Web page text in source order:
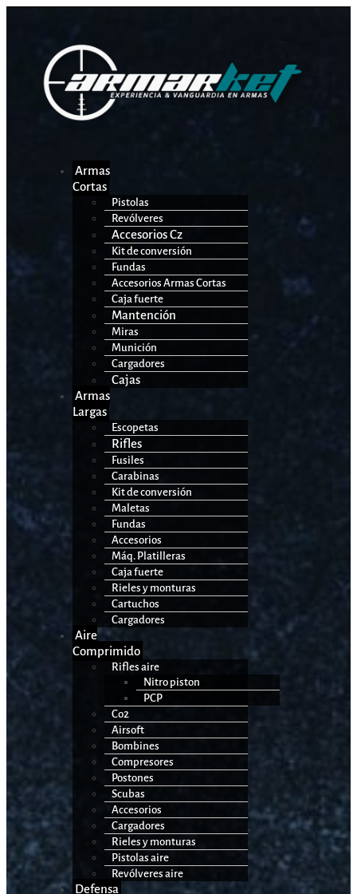
Armas
Cortas
Pistolas
Revólveres
Accesorios Cz
Kit de conversión
Fundas
Accesorios Armas Cortas
Caja fuerte
Mantención
Miras
Munición
Cargadores
Cajas
Armas
Largas
Escopetas
Rifles
Fusiles
Carabinas
Kit de conversión
Maletas
Fundas
Accesorios
Máq. Platilleras
Caja fuerte
Rieles y monturas
Cartuchos
Cargadores
Aire
Comprimido
Rifles aire
Nitro piston
PCP
Co2
Airsoft
Bombines
Compresores
Postones
Scubas
Accesorios
Cargadores
Rieles y monturas
Pistolas aire
Revólveres aire
Defensa